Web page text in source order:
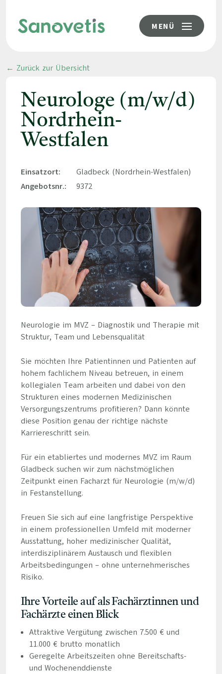
MENÜ
← Zurück zur Übersicht
Neurologe (m/w/d)
Nordrhein-
Westfalen
Einsatzort:
Gladbeck (Nordrhein-Westfalen)
Angebotsnr.:
9372
Neurologie im MVZ – Diagnostik und Therapie mit
Struktur, Team und Lebensqualität
Sie möchten Ihre Patientinnen und Patienten auf
hohem fachlichem Niveau betreuen, in einem
kollegialen Team arbeiten und dabei von den
Strukturen eines modernen Medizinischen
Versorgungszentrums profitieren? Dann könnte
diese Position genau der richtige nächste
Karriereschritt sein.
Für ein etabliertes und modernes MVZ im Raum
Gladbeck suchen wir zum nächstmöglichen
Zeitpunkt einen Facharzt für Neurologie (m/w/d)
in Festanstellung.
Freuen Sie sich auf eine langfristige Perspektive
in einem professionellen Umfeld mit moderner
Ausstattung, hoher medizinischer Qualität,
interdisziplinärem Austausch und flexiblen
Arbeitsbedingungen – ohne unternehmerisches
Risiko.
Ihre Vorteile auf als Fachärztinnen und
Fachärzte einen Blick
Attraktive Vergütung zwischen 7.500 € und
11.000 € brutto monatlich
Geregelte Arbeitszeiten ohne Bereitschafts-
und Wochenenddienste